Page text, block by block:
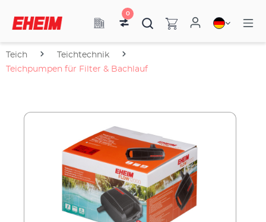
0
Teich
Teichtechnik
Teichpumpen für Filter & Bachlauf